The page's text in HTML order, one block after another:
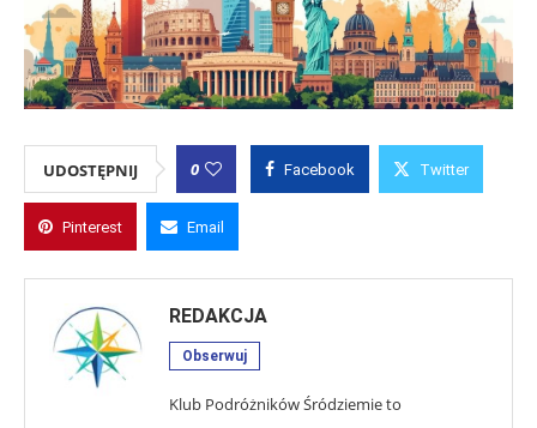
UDOSTĘPNIJ 0 Facebook Twitter
Pinterest Email
REDAKCJA
Obserwuj
Klub Podróżników Śródziemie to